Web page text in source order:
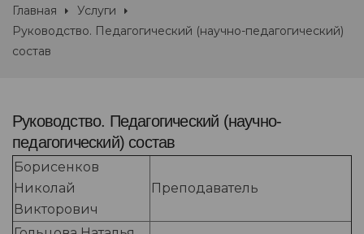
Главная
Услуги
Руководство. Педагогический (научно-педагогический)
состав
Руководство. Педагогический (научно-
педагогический) состав
Борисенков
Николай
Викторович
Преподаватель